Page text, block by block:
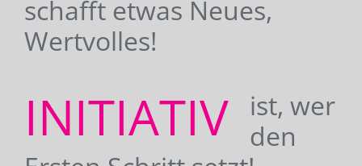
schafft etwas Neues,
Wertvolles!
INITIATIV
ist, wer
den